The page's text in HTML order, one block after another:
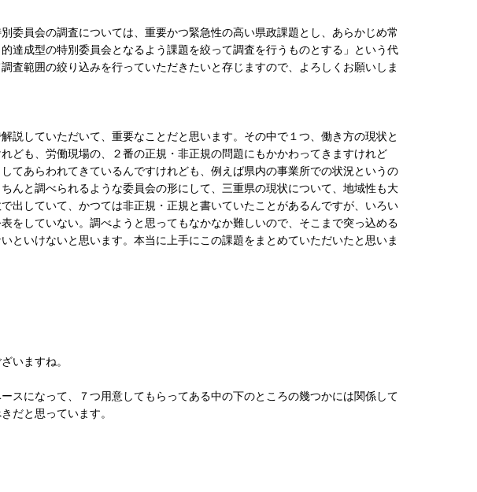
員会の調査については、重要かつ緊急性の高い県政課題とし、あらかじめ常
達成型の特別委員会となるよう課題を絞って調査を行うものとする」という代
査範囲の絞り込みを行っていただきたいと存じますので、よろしくお願いしま
していただいて、重要なことだと思います。その中で１つ、働き方の現状と
ども、労働現場の、２番の正規・非正規の問題にもかかわってきますけれど
てあらわれてきているんですけれども、例えば県内の事業所での状況というの
んと調べられるような委員会の形にして、三重県の現状について、地域性も大
出していて、かつては非正規・正規と書いていたことがあるんですが、いろい
をしていない。調べようと思ってもなかなか難しいので、そこまで突っ込める
といけないと思います。本当に上手にこの課題をまとめていただいたと思いま
いますね。
になって、７つ用意してもらってある中の下のところの幾つかには関係して
だと思っています。